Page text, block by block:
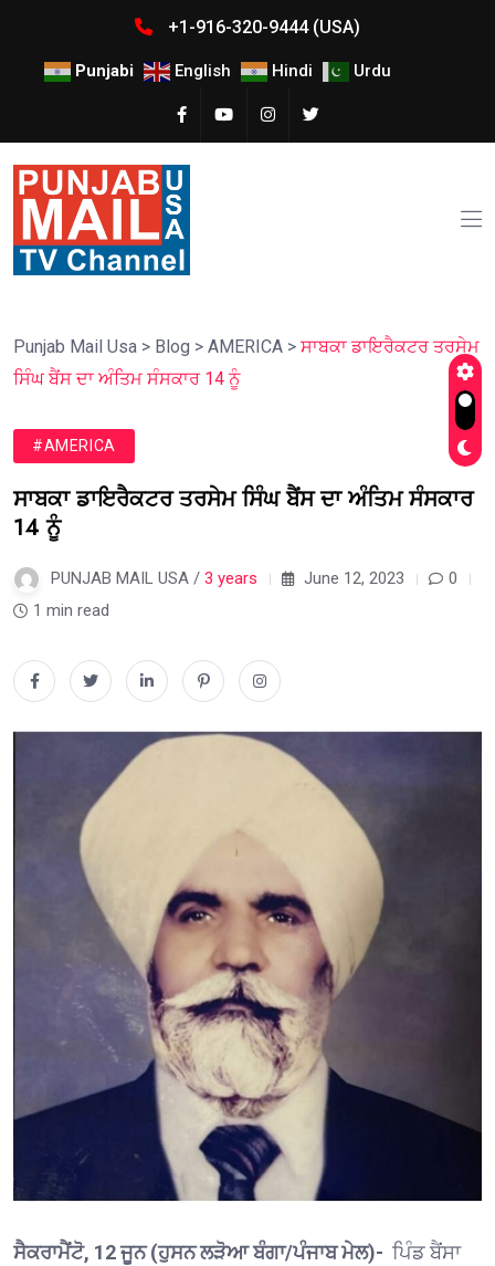
+1-916-320-9444 (USA)
Punjabi English Hindi Urdu
Punjab Mail Usa > Blog > AMERICA > ਸਾਬਕਾ ਡਾਇਰੈਕਟਰ ਤਰਸੇਮ
ਸਿੰਘ ਬੈਂਸ ਦਾ ਅੰਤਿਮ ਸੰਸਕਾਰ 14 ਨੂੰ
#AMERICA
ਸਾਬਕਾ ਡਾਇਰੈਕਟਰ ਤਰਸੇਮ ਸਿੰਘ ਬੈਂਸ ਦਾ ਅੰਤਿਮ ਸੰਸਕਾਰ
14 ਨੂੰ
PUNJAB MAIL USA / 3 years June 12, 2023
0
1 min read
ਸੈਕਰਾਮੈਂਟੋ, 12 ਜੂਨ (ਹੁਸਨ ਲੜੋਆ ਬੰਗਾ/ਪੰਜਾਬ ਮੇਲ)- ਪਿੰਡ ਬੈਂਸਾ